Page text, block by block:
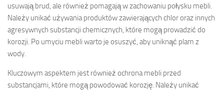
usuwają brud, ale również pomagają w zachowaniu połysku mebli.
Należy unikać używania produktów zawierających chlor oraz innych
agresywnych substancji chemicznych, które mogą prowadzić do
korozji. Po umyciu mebli warto je osuszyć, aby uniknąć plam z
wody.
Kluczowym aspektem jest również ochrona mebli przed
substancjami, które mogą powodować korozję. Należy unikać